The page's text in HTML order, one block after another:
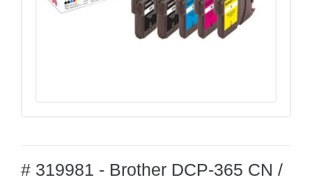
# 319981 - Brother DCP-365 CN /